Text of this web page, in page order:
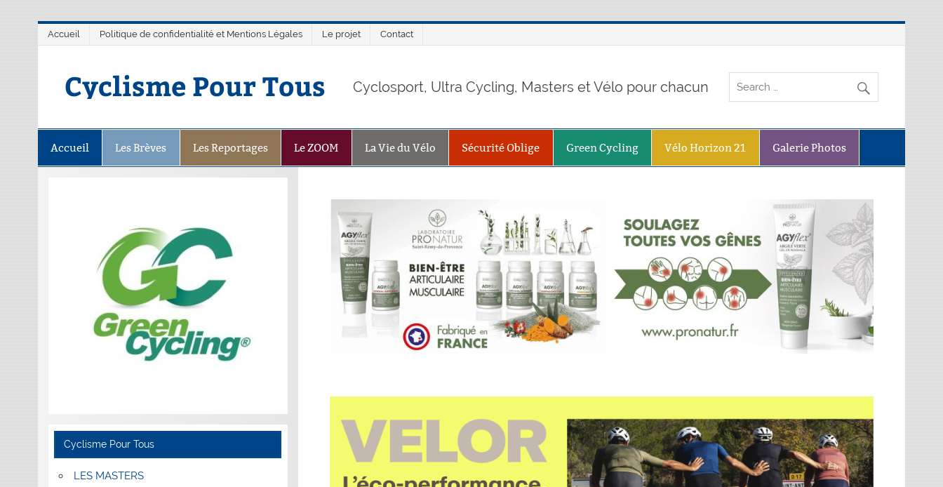
Accueil Politique de confidentialité et Mentions Légales Le projet Contact
Cyclisme Pour Tous Cyclosport, Ultra Cycling, Masters et Vélo pour chacun
Accueil Les Brèves Les Reportages Le ZOOM La Vie du Vélo Sécurité Oblige Green Cycling Vélo Horizon 21 Galerie Photos
Cyclisme Pour Tous
LES MASTERS